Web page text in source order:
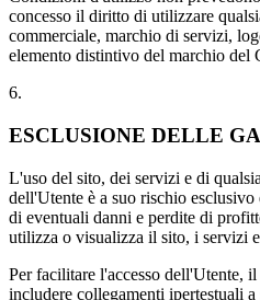
concesso il diritto di utilizzare
commerciale, marchio di servizi,
elemento distintivo del marchio
6.
ESCLUSIONE DELLE
L'uso del sito, dei servizi e di
dell'Utente è a suo rischio
di eventuali danni e perdite di
utilizza o visualizza il sito, i servizi
Per facilitare l'accesso
includere collegamenti ipertestuali